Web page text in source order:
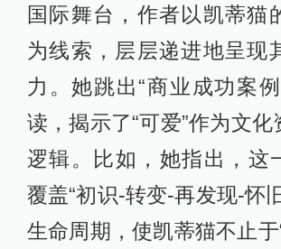
国际舞台，作者以凯蒂猫
为线索，层层递进地呈现
力。她跳出“商业成功案
读，揭示了“可爱”作为文
逻辑。比如，她指出，这
覆盖“初识-转变-再发现-怀
生命周期，使凯蒂猫不止于